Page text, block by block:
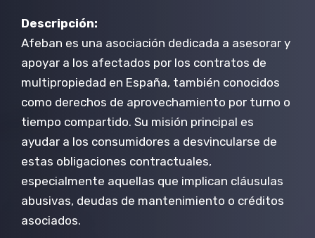
Descripción:
Afeban es una asociación dedicada a asesorar y
apoyar a los afectados por los contratos de
multipropiedad en España, también conocidos
como derechos de aprovechamiento por turno o
tiempo compartido. Su misión principal es
ayudar a los consumidores a desvincularse de
estas obligaciones contractuales,
especialmente aquellas que implican cláusulas
abusivas, deudas de mantenimiento o créditos
asociados.